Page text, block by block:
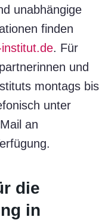
unabhängige
finden
. Für
und
montags bis
unter
an
die
in